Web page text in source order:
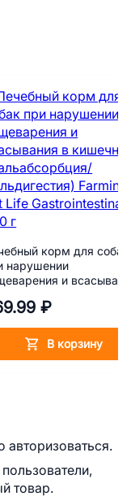
корм для собак
нарушении
и
Gastrointestinal 300 г
₽
В корзину
авторизоваться.
товар.